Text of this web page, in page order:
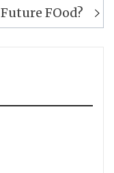
Future FOod?